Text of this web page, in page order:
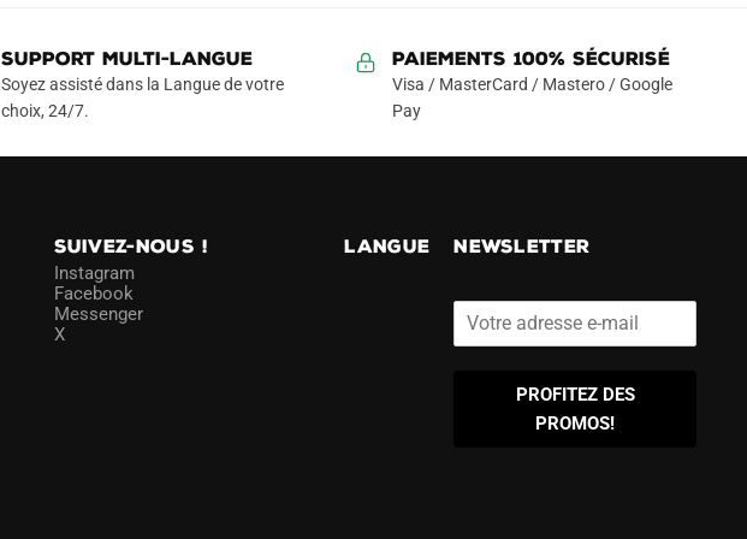
Les
options
peuvent
page
du
produit
Les
options
produit
SUPPORT MULTI-LANGUE
Soyez assisté dans la Langue de votre
choix, 24/7.
Paiements 100% Sécurisé
Visa / MasterCard / Mastero / Google
Pay
SUIVEZ-NOUS !
Instagram
Facebook
Messenger
X
LANGUE NEWSLETTER
PROFITEZ DES
PROMOS!